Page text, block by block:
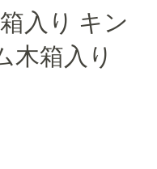
入り キン
木箱入り